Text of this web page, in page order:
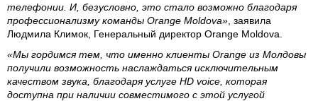
телефонии. И, безусловно, это стало возможно благодаря
профессионализму команды Orange Moldova» , заявила
Людмила Климок, Генеральный директор Orange Moldova.
«Мы гордимся тем, что именно клиенты Orange из Молдовы
получили возможность наслаждаться исключительным
качеством звука, благодаря услуге HD voice, которая
доступна при наличии совместимого с этой услугой